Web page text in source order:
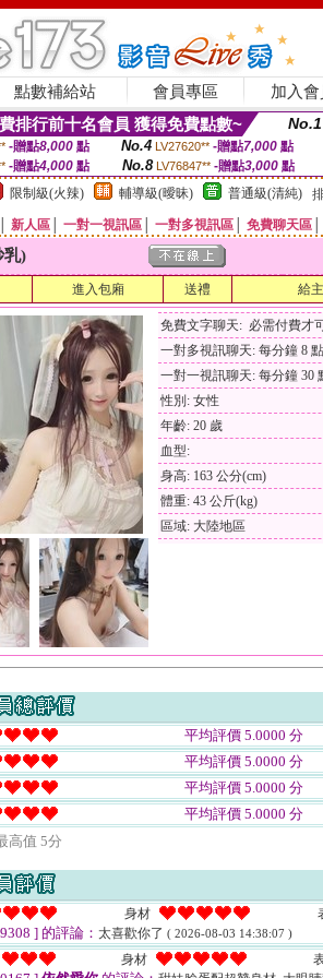
點數補給站 會員專區 加入會
排行前十名會員 獲得免費點數~ No.1
-贈點8,000點 No.4 LV27620** -贈點7,000點
-贈點4,000 點 No.8 LV76847** -贈點3,000 點
限制級(火辣) 輔導級(曖昧) 普通級(清純)
新人區 一對一視訊區 一對多視訊區 免費聊天區
乳)
進入包廂 送禮 給
免費文字聊天: 必需付費才
一對多視訊聊天: 每分鐘 8 點
一對一視訊聊天: 每分鐘 30
性別: 女性
年齡: 20 歲
血型:
身高: 163 公分(cm)
體重: 43 公斤(kg)
區域: 大陸地區
平均評價 5.0000 分
平均評價 5.0000 分
平均評價 5.0000 分
平均評價 5.0000 分
高值 5分
身材
]的評論： 太喜歡你了 ( 2026-08-03 14:38:07 )
身材